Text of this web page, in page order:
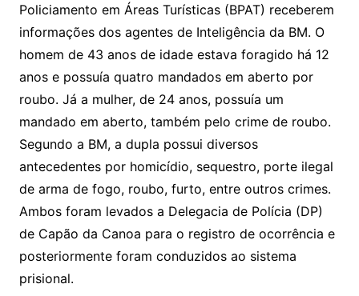
Policiamento em Áreas Turísticas (BPAT) receberem
informações dos agentes de Inteligência da BM. O
homem de 43 anos de idade estava foragido há 12
anos e possuía quatro mandados em aberto por
roubo. Já a mulher, de 24 anos, possuía um
mandado em aberto, também pelo crime de roubo.
Segundo a BM, a dupla possui diversos
antecedentes por homicídio, sequestro, porte ilegal
de arma de fogo, roubo, furto, entre outros crimes.
Ambos foram levados a Delegacia de Polícia (DP)
de Capão da Canoa para o registro de ocorrência e
posteriormente foram conduzidos ao sistema
prisional.